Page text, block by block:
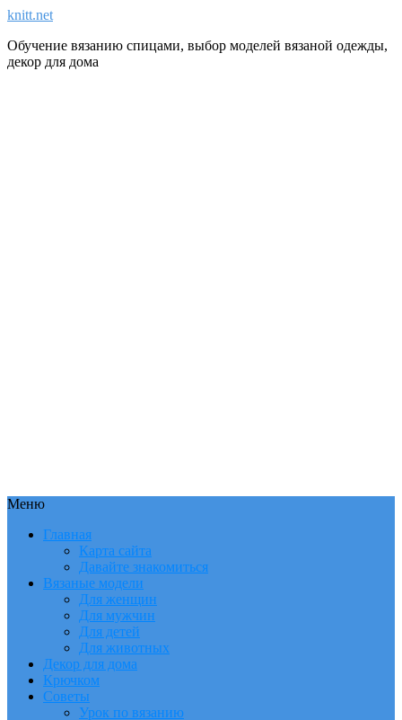
knitt.net
Обучение вязанию спицами, выбор моделей вязаной одежды,
декор для дома
Меню
Главная
Карта сайта
Давайте знакомиться
Вязаные модели
Для женщин
Для мужчин
Для детей
Для животных
Декор для дома
Крючком
Советы
Урок по вязанию